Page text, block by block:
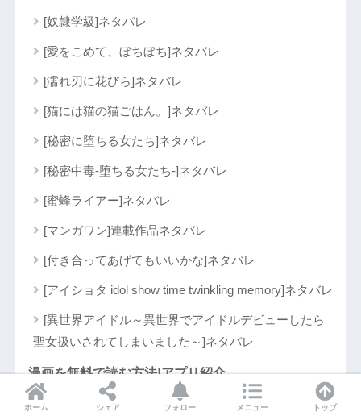
[奴隷学級]ネタバレ
[愛をこめて、ぼちぼち]ネタバレ
[濡れ刃に花びら]ネタバレ
[猫には猫の猫ごはん。]ネタバレ
[秘密に堕ちる女たち]ネタバレ
[秘密中毒-堕ちる女たち-]ネタバレ
[蜜蜂ライアー]ネタバレ
[マンガワン]連載作品ネタバレ
[付き合ってあげてもいいかな]ネタバレ
[アイショタ idol show time twinkling memory]ネタバレ
[異世界アイドル～異世界でアイドルデビューしたら
聖女扱いされてしまいました～]ネタバレ
漫画を無料で読む方法!アプリ紹介
[マンガBANG!]連載作品一覧
ホーム シェア フォロー メニュー トップ